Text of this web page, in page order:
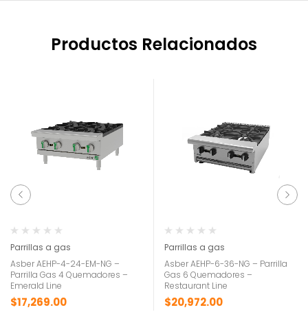
Productos Relacionados
Parrillas a gas
Asber AEHP-4-24-EM-NG –
Parrilla Gas 4 Quemadores –
Emerald Line
$17,269.00
Parrillas a gas
Asber AEHP-6-36-NG – Parrilla
Gas 6 Quemadores –
Restaurant Line
$20,972.00